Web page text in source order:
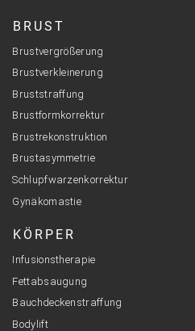
BRUST
Brustvergrößerung
Brustverkleinerung
Bruststraffung
Brustformkorrektur
Brustrekonstruktion
Brustasymmetrie
Schlupfwarzenkorrektur
Gynäkomastie
KÖRPER
Infusionstherapie
Fettabsaugung
Bauchdeckenstraffung
Bodylift